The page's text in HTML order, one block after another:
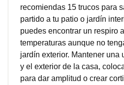
recomiendas 15 trucos para
partido a tu patio o jardín
puedes encontrar un respiro
temperaturas aunque no
jardín exterior. Mantener una
y el exterior de la casa,
para dar amplitud o crear